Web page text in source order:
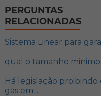
PERGUNTAS
RELACIONADAS
Sistema Linear para
qual o tamanho minimo
Há legislação
gas em ...